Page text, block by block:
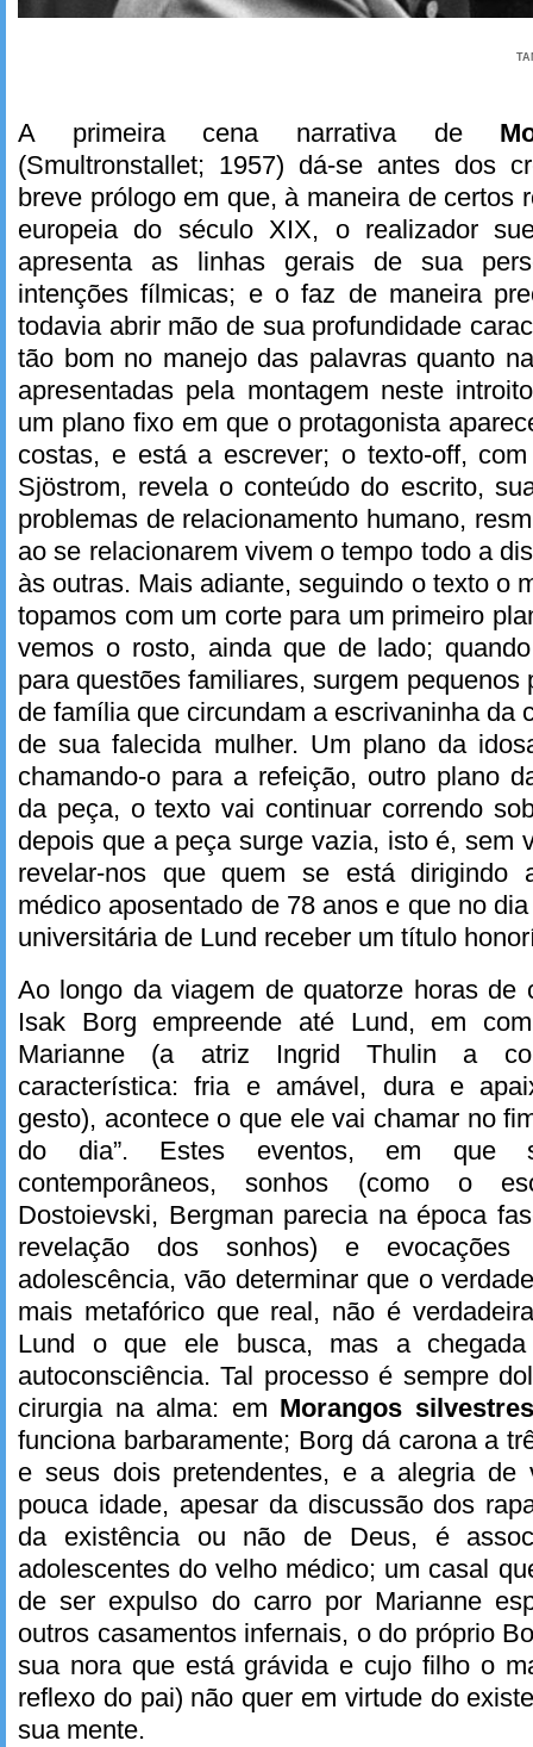
A primeira cena narrativa de
(Smultronstallet; 1957) dá-se antes dos
breve prólogo em que, à maneira de certos
europeia do século XIX, o realizador
apresenta as linhas gerais de sua
intenções fílmicas; e o faz de maneira
todavia abrir mão de sua profundidade
tão bom no manejo das palavras quanto
apresentadas pela montagem neste
um plano fixo em que o protagonista
costas, e está a escrever; o texto-off,
Sjöstrom, revela o conteúdo do escrito,
problemas de relacionamento humano,
ao se relacionarem vivem o tempo todo a
às outras. Mais adiante, seguindo o texto o
topamos com um corte para um primeiro
vemos o rosto, ainda que de lado;
para questões familiares, surgem pequenos
de família que circundam a escrivaninha da
de sua falecida mulher. Um plano da
chamando-o para a refeição, outro plano
da peça, o texto vai continuar correndo
depois que a peça surge vazia, isto é, sem
revelar-nos que quem se está dirigindo
médico aposentado de 78 anos e que no
universitária de Lund receber um título
Ao longo da viagem de quatorze horas de
Isak Borg empreende até Lund, em
Marianne (a atriz Ingrid Thulin a
característica: fria e amável, dura e
gesto), acontece o que ele vai chamar no
do dia”. Estes eventos, em que
contemporâneos, sonhos (como o
Dostoievski, Bergman parecia na época
revelação dos sonhos) e
adolescência, vão determinar que o
mais metafórico que real, não é
Lund o que ele busca, mas a
autoconsciência. Tal processo é sempre
cirurgia na alma: em Morangos
funciona barbaramente; Borg dá carona a
e seus dois pretendentes, e a alegria de
pouca idade, apesar da discussão dos
da existência ou não de Deus, é
adolescentes do velho médico; um casal
de ser expulso do carro por Marianne
outros casamentos infernais, o do próprio
sua nora que está grávida e cujo filho o
reflexo do pai) não quer em virtude do
sua mente.